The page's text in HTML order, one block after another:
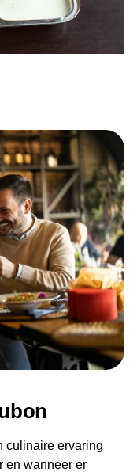
culinaire ervaring
en wanneer er